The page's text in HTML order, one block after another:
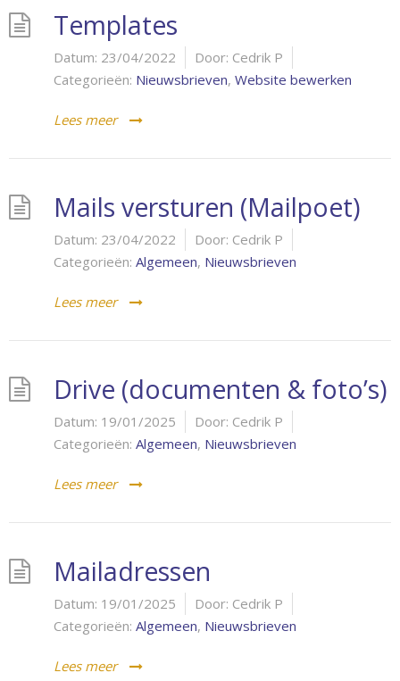
Templates
Datum: 23/04/2022 Door: Cedrik P
Categorieën: Nieuwsbrieven, Website bewerken
Lees meer
Mails versturen (Mailpoet)
Datum: 23/04/2022 Door: Cedrik P
Categorieën: Algemeen, Nieuwsbrieven
Lees meer
Drive (documenten & foto’s)
Datum: 19/01/2025 Door: Cedrik P
Categorieën: Algemeen, Nieuwsbrieven
Lees meer
Mailadressen
Datum: 19/01/2025 Door: Cedrik P
Categorieën: Algemeen, Nieuwsbrieven
Lees meer